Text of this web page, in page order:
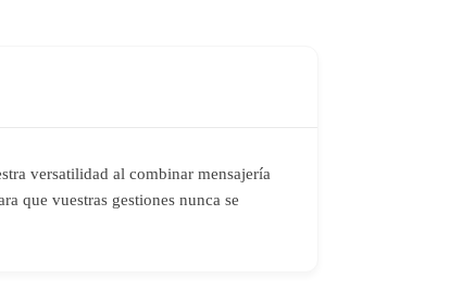
versatilidad al combinar mensajería
que vuestras gestiones nunca se